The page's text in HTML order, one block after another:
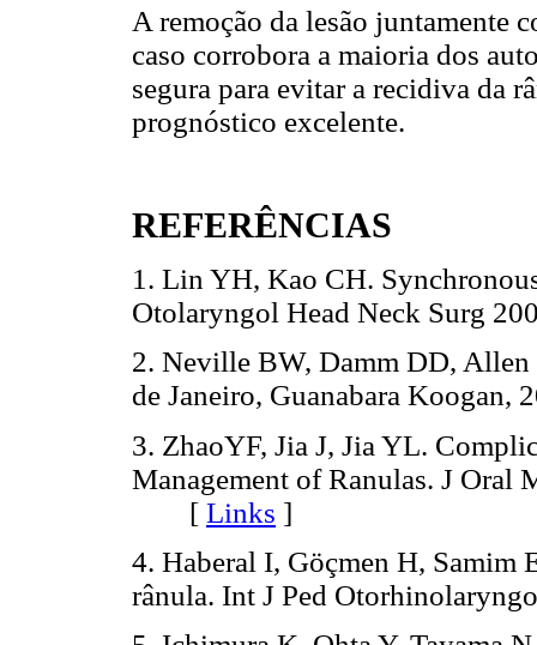
A remoção da lesão juntamente
caso corrobora a maioria dos
segura para evitar a recidiva da
prognóstico excelente.
REFERÊNCIAS
1. Lin YH, Kao CH.
Otolaryngol Head Neck Surg
2. Neville BW, Damm DD,
de Janeiro, Guanabara
3. ZhaoYF, Jia J, Jia YL.
Management of Ranulas. J
[ Links ]
4. Haberal I, Göçmen H, Samim
rânula. Int J Ped